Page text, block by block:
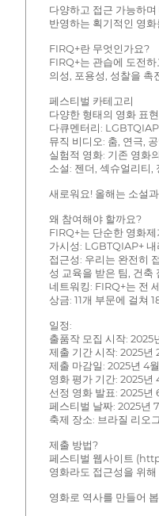
다양하고 접근 가능하
반영하는 획기적인 영
FIRQ+란 무엇인가요?
FIRQ+는 관습에 도전
의성, 포용성, 성찰을 촉
페스티벌 카테고리
다양한 형태의 영화 표
다큐멘터리:
뮤직 비디오: 춤, 연극,
실험적 영화: 기존 영화
소설: 젠더, 섹슈얼리티
새로워요! 올해는 소설
왜 참여해야 할까요?
FIRQ+는 단순한 영화
가시성: LGBTQIAP+
접근성: 우리는 완전히
성 교육을 받은 팀, 건축
네트워킹: FIRQ+는 전
상금: 11개 부문에 걸쳐
일정:
출품작 모집 시작: 2025
제출 기간 시작: 2025년
제출 마감일: 2025년 4
영화 평가 기간: 2025년
선정 영화 발표: 2025년
페스티벌 날짜: 2025년
축제 장소: 브라질 리오
제출 방법?
페스티벌 웹사이트
영화라도 접근성을 위
영화로 역사를 만들어